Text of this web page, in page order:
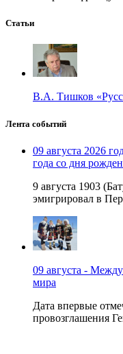
Статьи
В.А. Тишков
Лента событий
09 августа 2026
года со дня
9 августа 1903
эмигрировал в
09 августа -
мира
Дата впервые
провозглашения